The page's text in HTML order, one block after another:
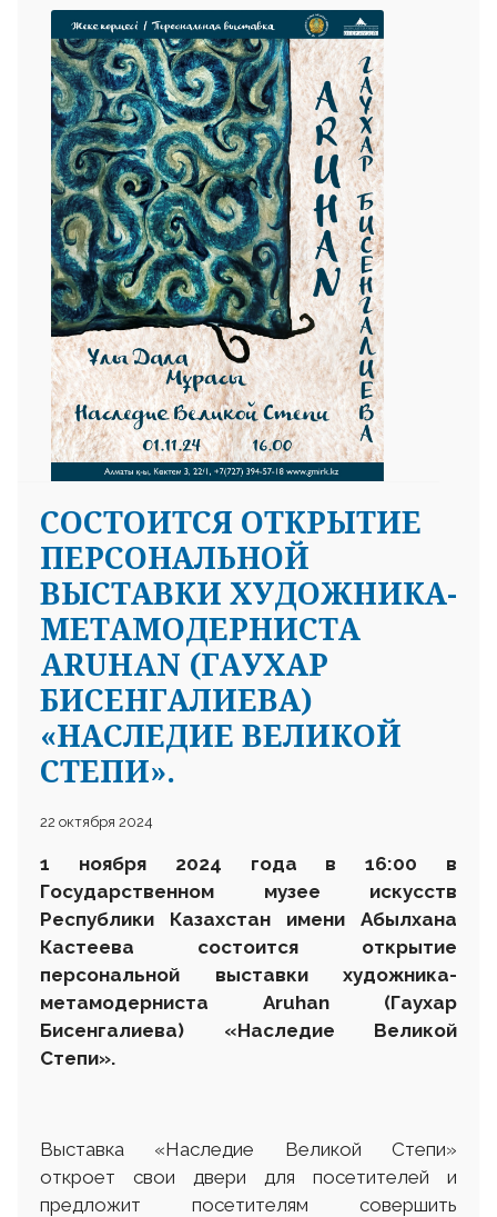
CОСТОИТСЯ ОТКРЫТИЕ
ПЕРСОНАЛЬНОЙ
ВЫСТАВКИ ХУДОЖНИКА-
МЕТАМОДЕРНИСТА
ARUHAN (ГАУХАР
БИСЕНГАЛИЕВА)
«НАСЛЕДИЕ ВЕЛИКОЙ
СТЕПИ».
22 октября 2024
1 ноября 2024 года в 16:00 в
Государственном музее искусств
Республики Казахстан имени Абылхана
Кастеева состоится открытие
персональной выставки художника-
метамодерниста Aruhan (Гаухар
Бисенгалиева) «Наследие Великой
Степи».
Выставка «Наследие Великой Степи»
откроет свои двери для посетителей и
предложит посетителям совершить